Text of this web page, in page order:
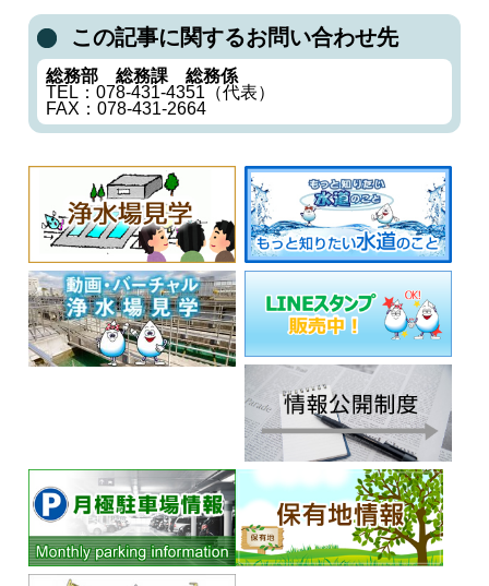
この記事に関するお問い合わせ先
総務部 総務課 総務係
TEL：078-431-4351（代表）
FAX：078-431-2664